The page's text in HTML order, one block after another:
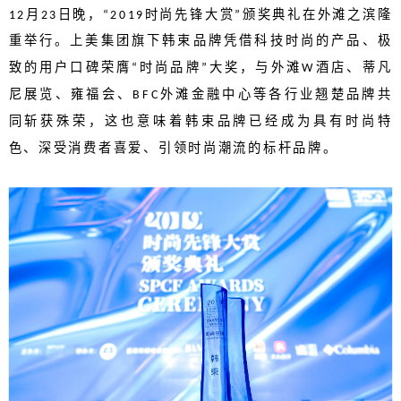
12 月 23 日晚， “2019 时尚先锋大赏 ” 颁奖典礼在外滩之滨隆
重举行。上美集团旗下韩束品牌凭借科技时尚的产品、极
致的用户口碑荣膺 “ 时尚品牌 ” 大奖，与外滩 W 酒店、蒂凡
尼展览、雍福会、
BFC 外滩金融中心等各行业翘楚品牌共
同斩获殊荣，这也意味着韩束品牌已经成为具有时尚特
色、深受消费者喜爱、引领时尚潮流的标杆品牌。